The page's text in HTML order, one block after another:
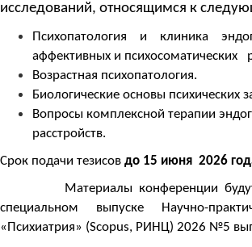
исследований, относящимся к
Психопатология и клиника
аффективных и психосоматических
Возрастная психопатология.
Биологические основы психических
Вопросы комплексной терапии
расстройств.
Срок подачи тезисов до 15 июня 2026
Материалы конференции будут
специальном выпуске Научно-
«Психиатрия» (Scopus, РИНЦ) 2026 №5